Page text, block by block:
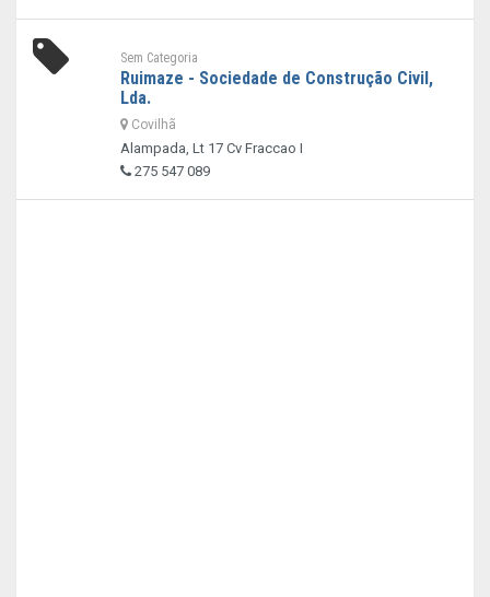
Sem Categoria
Ruimaze - Sociedade de Construção Civil,
Lda.
Covilhã
Alampada, Lt 17 Cv Fraccao I
275 547 089